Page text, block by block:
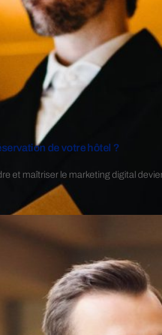
de votre hôtel ?
et maîtriser le marketing digital